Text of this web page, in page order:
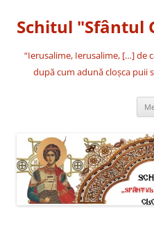
conținut
Schitul "Sfântul
“Ierusalime, Ierusalime, […] de
după cum adună cloşca puii